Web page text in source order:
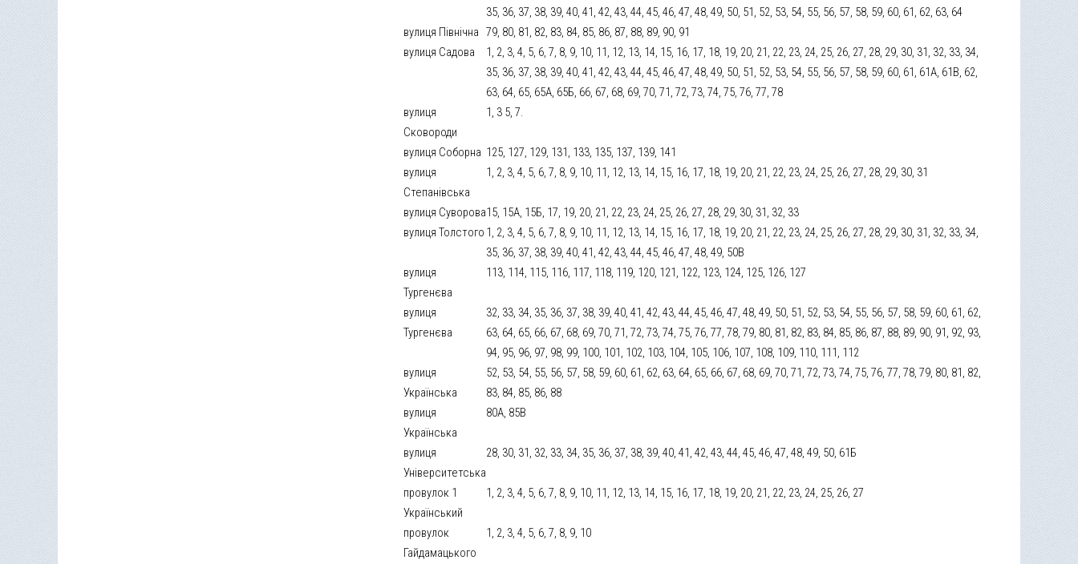
35, 36, 37, 38, 39, 40, 41, 42, 43, 44, 45, 46, 47, 48, 49, 50, 51, 52, 53, 54, 55, 56, 57, 58, 59, 60, 61, 62, 63, 64
вулиця Північна 79, 80, 81, 82, 83, 84, 85, 86, 87, 88, 89, 90, 91
вулиця Садова
1, 2, 3, 4, 5, 6, 7, 8, 9, 10, 11, 12, 13, 14, 15, 16, 17, 18, 19, 20, 21, 22, 23, 24, 25, 26, 27, 28, 29, 30, 31, 32, 33, 34,
35, 36, 37, 38, 39, 40, 41, 42, 43, 44, 45, 46, 47, 48, 49, 50, 51, 52, 53, 54, 55, 56, 57, 58, 59, 60, 61, 61А, 61В, 62,
63, 64, 65, 65А, 65Б, 66, 67, 68, 69, 70, 71, 72, 73, 74, 75, 76, 77, 78
вулиця
Сковороди
1, 3 5, 7.
вулиця Соборна 125, 127, 129, 131, 133, 135, 137, 139, 141
вулиця
Степанівська
1, 2, 3, 4, 5, 6, 7, 8, 9, 10, 11, 12, 13, 14, 15, 16, 17, 18, 19, 20, 21, 22, 23, 24, 25, 26, 27, 28, 29, 30, 31
вулиця Суворова15, 15А, 15Б, 17, 19, 20, 21, 22, 23, 24, 25, 26, 27, 28, 29, 30, 31, 32, 33
вулиця Толстого 1, 2, 3, 4, 5, 6, 7, 8, 9, 10, 11, 12, 13, 14, 15, 16, 17, 18, 19, 20, 21, 22, 23, 24, 25, 26, 27, 28, 29, 30, 31, 32, 33, 34,
35, 36, 37, 38, 39, 40, 41, 42, 43, 44, 45, 46, 47, 48, 49, 50В
вулиця
Тургенєва
113, 114, 115, 116, 117, 118, 119, 120, 121, 122, 123, 124, 125, 126, 127
вулиця
Тургенєва
32, 33, 34, 35, 36, 37, 38, 39, 40, 41, 42, 43, 44, 45, 46, 47, 48, 49, 50, 51, 52, 53, 54, 55, 56, 57, 58, 59, 60, 61, 62,
63, 64, 65, 66, 67, 68, 69, 70, 71, 72, 73, 74, 75, 76, 77, 78, 79, 80, 81, 82, 83, 84, 85, 86, 87, 88, 89, 90, 91, 92, 93,
94, 95, 96, 97, 98, 99, 100, 101, 102, 103, 104, 105, 106, 107, 108, 109, 110, 111, 112
вулиця
Українська
52, 53, 54, 55, 56, 57, 58, 59, 60, 61, 62, 63, 64, 65, 66, 67, 68, 69, 70, 71, 72, 73, 74, 75, 76, 77, 78, 79, 80, 81, 82,
83, 84, 85, 86, 88
вулиця
Українська
80А, 85В
вулиця
Університетська
28, 30, 31, 32, 33, 34, 35, 36, 37, 38, 39, 40, 41, 42, 43, 44, 45, 46, 47, 48, 49, 50, 61Б
провулок 1
Український
1, 2, 3, 4, 5, 6, 7, 8, 9, 10, 11, 12, 13, 14, 15, 16, 17, 18, 19, 20, 21, 22, 23, 24, 25, 26, 27
провулок
Гайдамацького
1, 2, 3, 4, 5, 6, 7, 8, 9, 10